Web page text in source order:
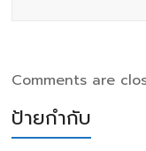
Comments are
ป้ายกำกับ